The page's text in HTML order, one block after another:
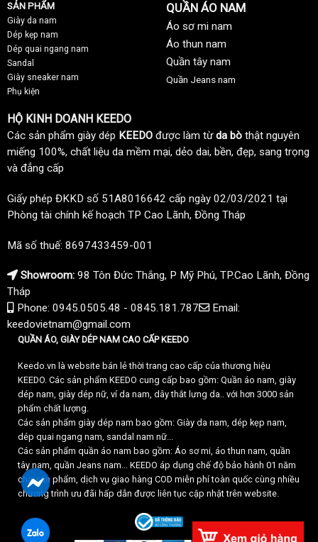
SẢN PHẨM
Giày da nam
Dép kẹp nam
Dép quai ngang nam
Sandal
Giày sneaker nam
Phụ kiện
QUẦN ÁO NAM
Áo sơ mi nam
Áo thun nam
Quần tây nam
Quần Jeans nam
HỘ KINH DOANH KEEDO
Các sản phẩm giày dép KEEDO được làm từda bò thật nguyên
miếng 100%, chất liệu da mềm mại, dẻo dai, bền, đẹp, sang trọng
và đẳng cấp
Giấy phép ĐKKD số 51A8016642 cấp ngày 02/03/2021 tại
Phòng tài chính kế hoạch TP Cao Lãnh, Đồng Tháp
Mã số thuế: 8697433459-001
Showroom: 98 Tôn Đức Thắng, P Mỹ Phú, TP.Cao Lãnh, Đồng
Tháp
Phone: 0945.0505.48 - 0845.181.787
Email:
keedovietnam@gmail.com
QUẦN ÁO, GIÀY DÉP NAM CAO CẤP KEEDO
Keedo.vn là website bán lẻ thời trang cao cấp của thương hiệu
KEEDO. Các sản phẩm KEEDO cung cấp bao gồm: Quần áo nam, giày
dép nam, giày dép nữ, ví da nam, dây thắt lưng da.. với hơn 3000 sản
phẩm chất lượng.
Các sản phẩm giày dép nam bao gồm: Giày da nam, dép kẹp nam,
dép quai ngang nam, sandal nam nữ...
Các sản phẩm quần áo nam bao gồm: Áo sơ mi, áo thun nam, quần
tây nam, quần Jeans nam... KEEDO áp dụng chế độ bảo hành 01 năm
cho sản phẩm, dịch vụ giao hàng COD miễn phí toàn quốc cùng nhiều
chương trình ưu đãi hấp dẫn được liên tục cập nhật trên website.